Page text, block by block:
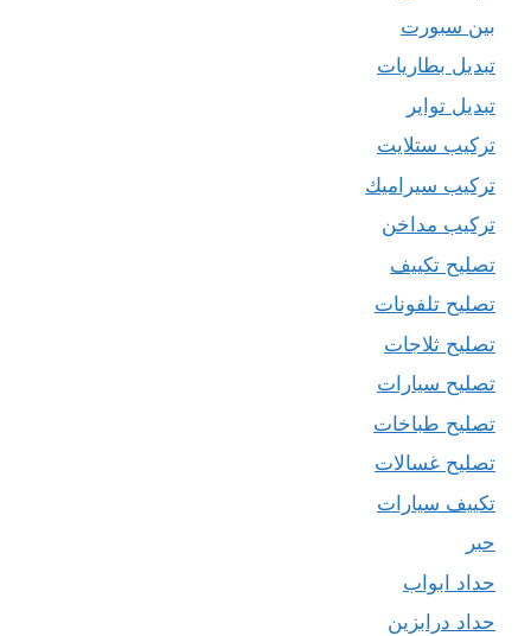
بين سبورت
تبديل بطاريات
تبديل تواير
تركيب ستلايت
تركيب سيراميك
تركيب مداخن
تصليح تكييف
تصليح تلفونات
تصليح ثلاجات
تصليح سيارات
تصليح طباخات
تصليح غسالات
تكييف سيارات
حبر
حداد ابواب
حداد درابزين